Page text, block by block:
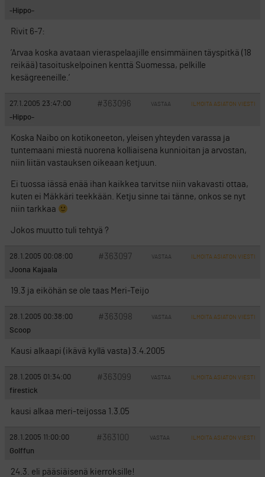
-Hippo-
Rivit 6-7:
’Arvaa koska avataan vieraspelaajille ensimmäinen täyspitkä (18
reikää) tasoituskelpoinen kenttä Suomessa, pelkille
kesägreeneille.’
27.1.2005 23:47:00 #363096 VASTAA ILMOITA ASIATON VIESTI
-Hippo-
Koska Naibo on kotikoneeton, yleisen yhteyden varassa ja
tuntemaani miestä nuorena kolliaisena kunnioitan ja arvostan,
niin liitän vastauksen oikeaan ketjuun.
Ei tuossa iässä enää ihan kaikkea tarvitse niin vakavasti ottaa,
kuten ei Mäkkäri teekkään. Ketju sinne tai tänne, onkos se nyt
niin tarkkaa
Jokos muutto tuli tehtyä ?
28.1.2005 00:08:00 #363097 VASTAA ILMOITA ASIATON VIESTI
Joona Kajaala
19.3 ja eiköhän se ole taas Meri-Teijo
28.1.2005 00:38:00 #363098 VASTAA ILMOITA ASIATON VIESTI
Scoop
Kausi alkaapi (ikävä kyllä vasta) 3.4.2005
28.1.2005 01:34:00 #363099 VASTAA ILMOITA ASIATON VIESTI
firestick
kausi alkaa meri-teijossa 1.3.05
28.1.2005 11:00:00 #363100 VASTAA ILMOITA ASIATON VIESTI
Golffun
24.3. eli pääsiäisenä kierroksille!